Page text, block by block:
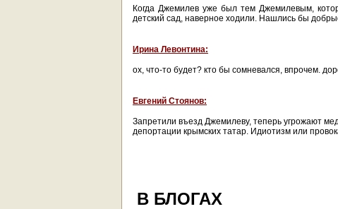
Когда Джемилев уже был тем Джемилевым,
детский сад, наверное ходили. Нашлись бы
Ирина Левонтина:
ох, что-то будет? кто бы сомневался, впрочем.
Евгений Стоянов:
Запретили въезд Джемилеву, теперь угрожают
депортации крымских татар. Идиотизм или
В БЛОГАХ